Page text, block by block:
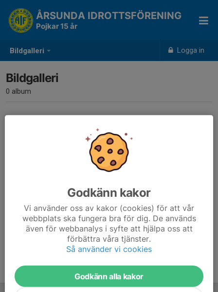
Bildgalleri Logga in
ÅRSUNDA IDROTTSFÖRENING
Pojkar 15 år
Bildgalleri
0 album
Inga album skapade
Godkänn kakor
Vi använder oss av kakor (cookies) för att vår
webbplats ska fungera bra för dig. De används
även för webbanalys i syfte att hjälpa oss att
förbättra våra tjänster.
Så använder vi cookies
Godkänn alla kakor